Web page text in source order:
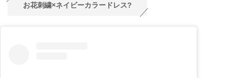
お花刺繍×ネイビーカラードレス?